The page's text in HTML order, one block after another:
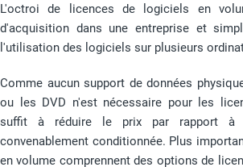
L'octroi de licences de logiciels en
d'acquisition dans une entreprise et
l'utilisation des logiciels sur plusieurs
Comme aucun support de données
ou les DVD n'est nécessaire pour les
suffit à réduire le prix par rapport à
convenablement conditionnée. Plus
en volume comprennent des options de